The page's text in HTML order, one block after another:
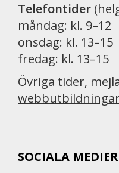
Telefontider
måndag: kl. 9–12
onsdag: kl. 13–15
fredag: kl. 13–15
Övriga tider,
SOCIALA MEDIER